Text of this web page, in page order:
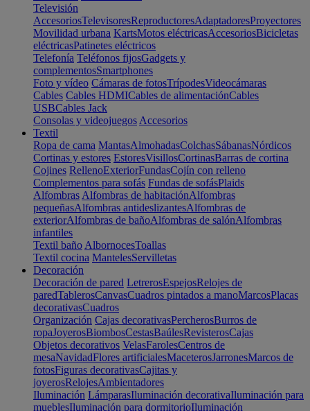
Televisión
AccesoriosTelevisoresReproductoresAdaptadoresProyectores
Movilidad urbana KartsMotos eléctricasAccesoriosBicicletas
eléctricasPatinetes eléctricos
Telefonía Teléfonos fijosGadgets y
complementosSmartphones
Foto y vídeo Cámaras de fotosTrípodesVideocámaras
Cables Cables HDMICables de alimentaciónCables
USBCables Jack
Consolas y videojuegos Accesorios
Textil
Ropa de cama MantasAlmohadasColchasSábanasNórdicos
Cortinas y estores EstoresVisillosCortinasBarras de cortina
Cojines RellenoExteriorFundasCojín con relleno
Complementos para sofás Fundas de sofásPlaids
Alfombras Alfombras de habitaciónAlfombras
pequeñasAlfombras antideslizantesAlfombras de
exteriorAlfombras de bañoAlfombras de salónAlfombras
infantiles
Textil baño AlbornocesToallas
Textil cocina MantelesServilletas
Decoración
Decoración de pared LetrerosEspejosRelojes de
paredTablerosCanvasCuadros pintados a manoMarcosPlacas
decorativasCuadros
Organización Cajas decorativasPercherosBurros de
ropaJoyerosBiombosCestasBaúlesRevisterosCajas
Objetos decorativos VelasFarolesCentros de
mesaNavidadFlores artificialesMaceterosJarronesMarcos de
fotosFiguras decorativasCajitas y
joyerosRelojesAmbientadores
Iluminación LámparasIluminación decorativaIluminación para
mueblesIluminación para dormitorioIluminación